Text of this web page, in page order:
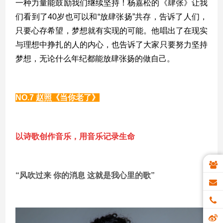
一种力量能鼓励我们继续坚持！杨嘉松的《肆张》让我
们看到了40岁也可以和“放肆张扬”共存，告诉了人们，
只要心存希望，梦想就有实现的可能。他唱出了在现实
与理想中挣扎的人的内心，也告诉了大家只要努力坚持
梦想，无论什么年纪都能放肆张扬的做自己。
NO.7 赵照《当你老了》
以诗歌创作音乐，用音乐记录生命
“风吹过来 你的消息 这就是我心里的歌”